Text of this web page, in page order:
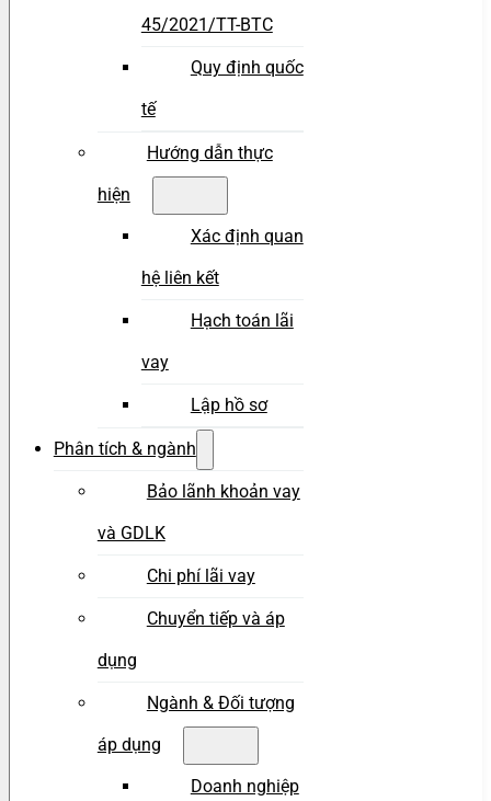
45/2021/TT-BTC
Quy định quốc
tế
Hướng dẫn thực
hiện
Xác định quan
hệ liên kết
Hạch toán lãi
vay
Lập hồ sơ
Phân tích & ngành
Bảo lãnh khoản vay
và GDLK
Chi phí lãi vay
Chuyển tiếp và áp
dụng
Ngành & Đối tượng
áp dụng
Doanh nghiệp